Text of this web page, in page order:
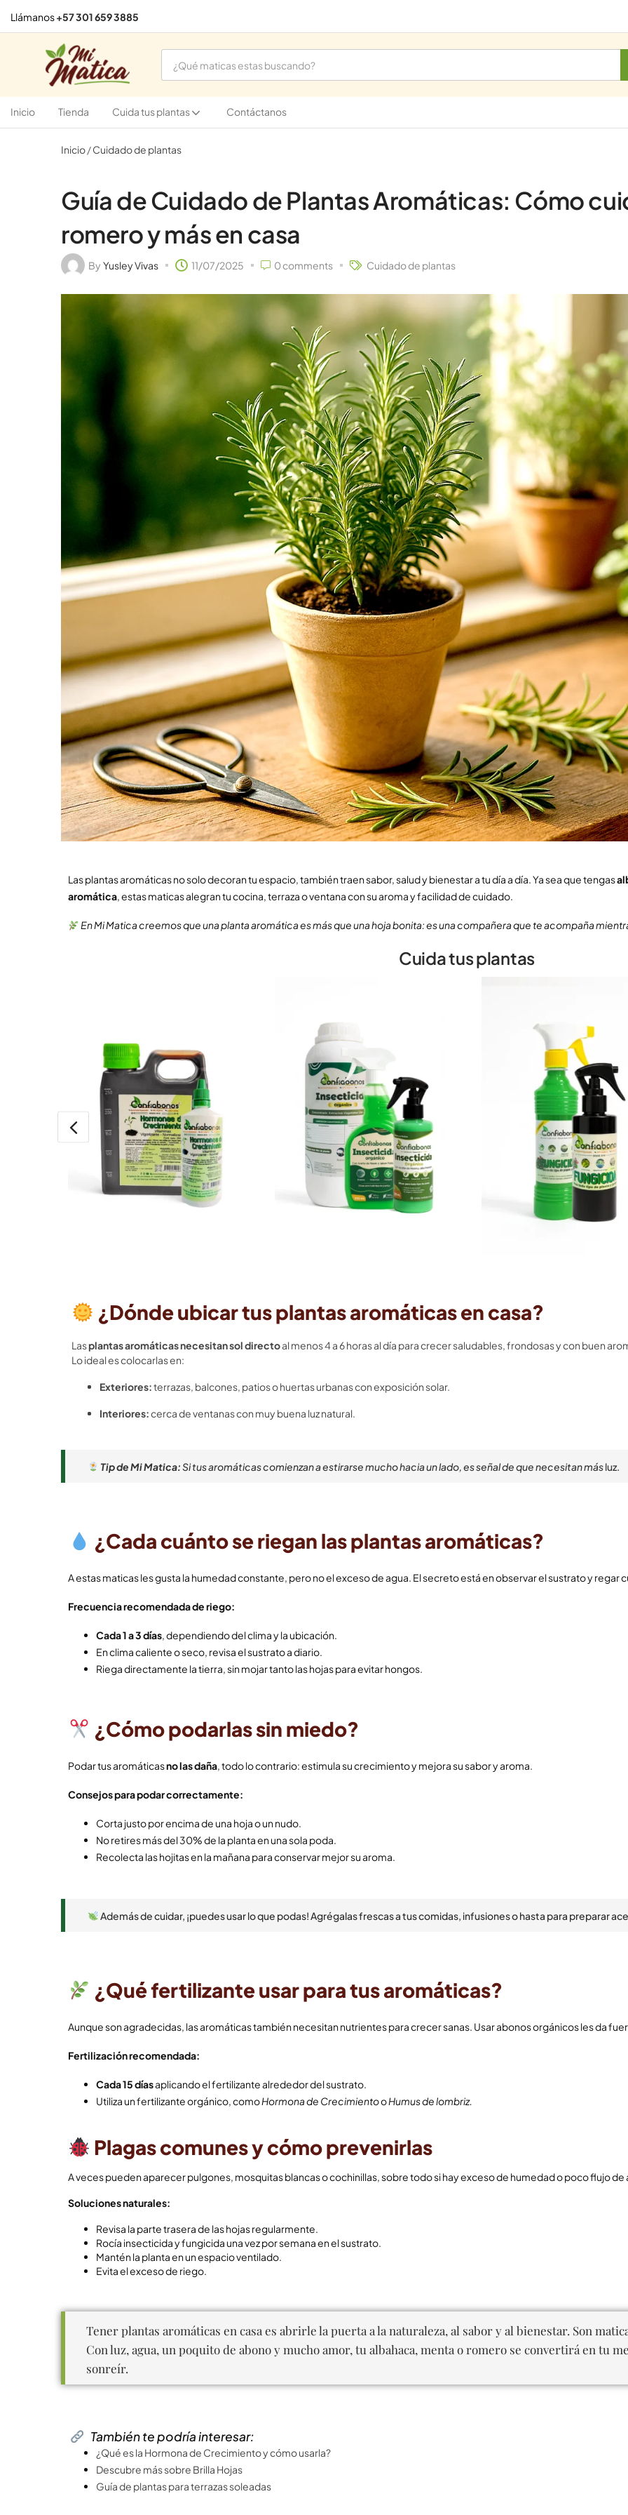
Llámanos+57 301 659 3885
Inicio Tienda Cuida tus plantas Contáctanos
Inicio/Cuidado de plantas
Guía de Cuidado de Plantas Aromáticas: Cómo
romero y más en casa
By Yusley Vivas 11/07/2025 0comments Cuidado de plantas
Las plantas aromáticas no solo decoran tu espacio, también traen sabor, salud y bienestar a tu día a día. Ya sea que tengas
aromática, estas maticas alegran tu cocina, terraza o ventana con su aroma y facilidad de cuidado.
En Mi Matica creemos que una planta aromática es más que una hoja bonita: es una compañera que te acompaña
Cuida tus plantas
¿Dónde ubicar tus plantas aromáticas en casa?
Lasplantas aromáticas necesitan sol directoal menos 4 a 6 horas al día para crecer saludables, frondosas y con buen
Lo ideal es colocarlas en:
Exteriores:terrazas, balcones, patios o huertas urbanas con exposición solar.
Interiores:cerca de ventanas con muy buena luz natural.
Tip de Mi Matica:Si tus aromáticas comienzan a estirarse mucho hacia un lado, es señal de que necesitan másluz.
¿Cada cuánto se riegan las plantas aromáticas?
A estas maticas les gusta la humedad constante, pero no el exceso de agua. El secreto está en observar el sustrato y regar
Frecuencia recomendada de riego:
Cada 1 a 3 días, dependiendo del clima y la ubicación.
En clima caliente o seco, revisa el sustrato a diario.
Riega directamente la tierra, sin mojar tanto las hojas para evitar hongos.
¿Cómo podarlas sin miedo?
Podar tus aromáticasno las daña, todo lo contrario: estimula su crecimiento y mejora su sabor y aroma.
Consejos para podar correctamente:
Corta justo por encima de una hoja o un nudo.
No retires más del 30% de la planta en una sola poda.
Recolecta las hojitas en la mañana para conservar mejor su aroma.
Además de cuidar, ¡puedes usar lo que podas! Agrégalas frescas a tus comidas, infusiones o hasta para preparar
¿Qué fertilizante usar para tus aromáticas?
Aunque son agradecidas, las aromáticas también necesitan nutrientes para crecer sanas. Usar abonos orgánicos les da
Fertilización recomendada:
Cada 15 díasaplicando el fertilizante alrededor del sustrato.
Utiliza un fertilizante orgánico, comoHormona de CrecimientooHumus de lombriz.
Plagas comunes y cómo prevenirlas
A veces pueden aparecer pulgones, mosquitas blancas o cochinillas, sobre todo si hay exceso de humedad o poco flujo de
Soluciones naturales:
Revisa la parte trasera de las hojas regularmente.
Rocía insecticida y fungicida una vez por semana en el sustrato.
Mantén la planta en un espacio ventilado.
Evita el exceso de riego.
Tener plantas aromáticas en casa es abrirle la puerta a la naturaleza, al sabor y al bienestar. Son
Con luz, agua, un poquito de abono y mucho amor, tu albahaca, menta o romero se convertirá en tu
sonreír.
También te podría interesar:
¿Qué es la Hormona de Crecimiento y cómo usarla?
Descubre más sobre Brilla Hojas
Guía de plantas para terrazas soleadas